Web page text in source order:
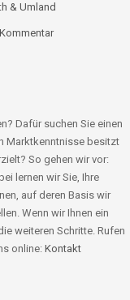
& Umland
Dafür suchen Sie einen
Marktkenntnisse besitzt
So gehen wir vor:
lernen wir Sie, Ihre
auf deren Basis wir
Wenn wir Ihnen ein
weiteren Schritte. Rufen
online: Kontakt